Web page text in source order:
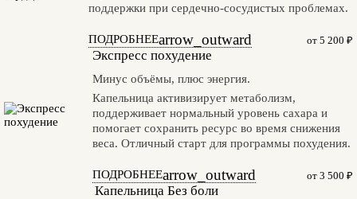
поддержки при сердечно-сосудистых проблемах.
ПОДРОБНЕЕarrow_outward от 5 200 ₽
Экспресс похудение
Минус объёмы, плюс энергия.
Капельница активизирует метаболизм,
поддерживает нормальный уровень сахара и
помогает сохранить ресурс во время снижения
веса. Отличный старт для программы похудения.
ПОДРОБНЕЕarrow_outward от 3 500 ₽
Капельница Без боли